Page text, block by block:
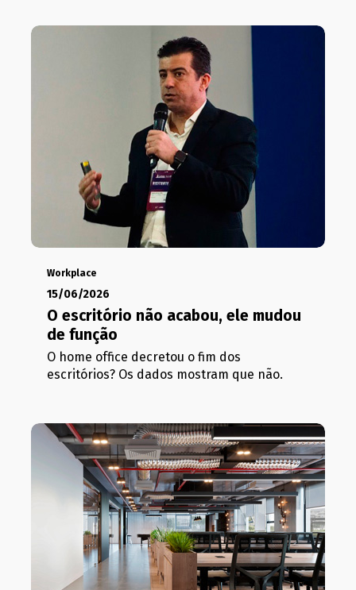
Workplace
15/06/2026
O escritório não acabou, ele mudou
de função
O home office decretou o fim dos
escritórios? Os dados mostram que não.